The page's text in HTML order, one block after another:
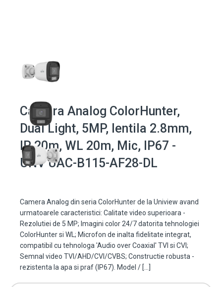
Camera Analog ColorHunter,
Dual Light, 5MP, lentila 2.8mm,
IR 20m, WL 20m, Mic, IP67 -
UNV UAC-B115-AF28-DL
Camera Analog din seria ColorHunter de la Uniview avand
urmatoarele caracteristici: Calitate video superioara -
Rezolutiei de 5 MP; Imagini color 24/7 datorita tehnologiei
ColorHunter si WL; Microfon de inalta fidelitate integrat,
compatibil cu tehnologa 'Audio over Coaxial' TVI si CVI;
Semnal video TVI/AHD/CVI/CVBS; Constructie robusta -
rezistenta la apa si praf (IP67). Model / […]